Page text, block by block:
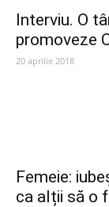
Interviu. O
promoveze
20 aprilie 2018
Femeie:
ca alții să o